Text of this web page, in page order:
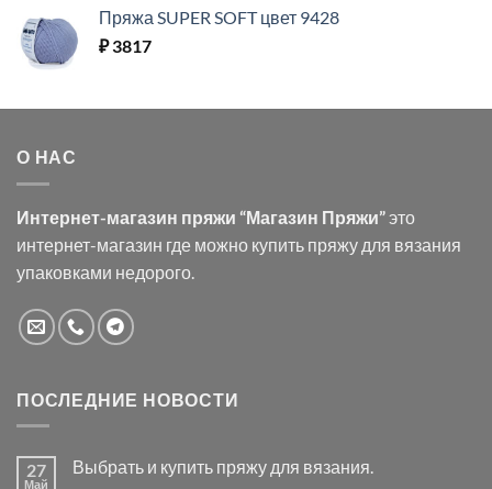
Пряжа SUPER SOFT цвет 9428
₽3817
О НАС
Интернет-магазин пряжи “Магазин Пряжи”это
интернет-магазин где можно купить пряжу для вязания
упаковками недорого.
ПОСЛЕДНИЕ НОВОСТИ
27
Май
Выбрать и купить пряжу для вязания.